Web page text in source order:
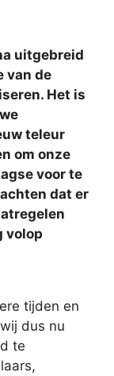
uitgebreid
van de
Het is
teleur
om onze
voor te
dat er
volop
tijden en
dus nu
te